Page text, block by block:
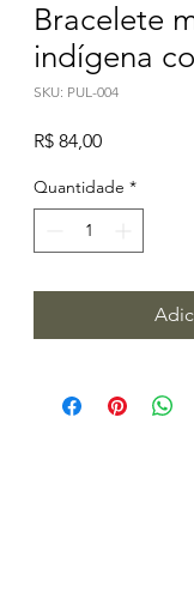
Bracelete
indígena
SKU: PUL-004
R$ 84,00Preço
Quantidade *